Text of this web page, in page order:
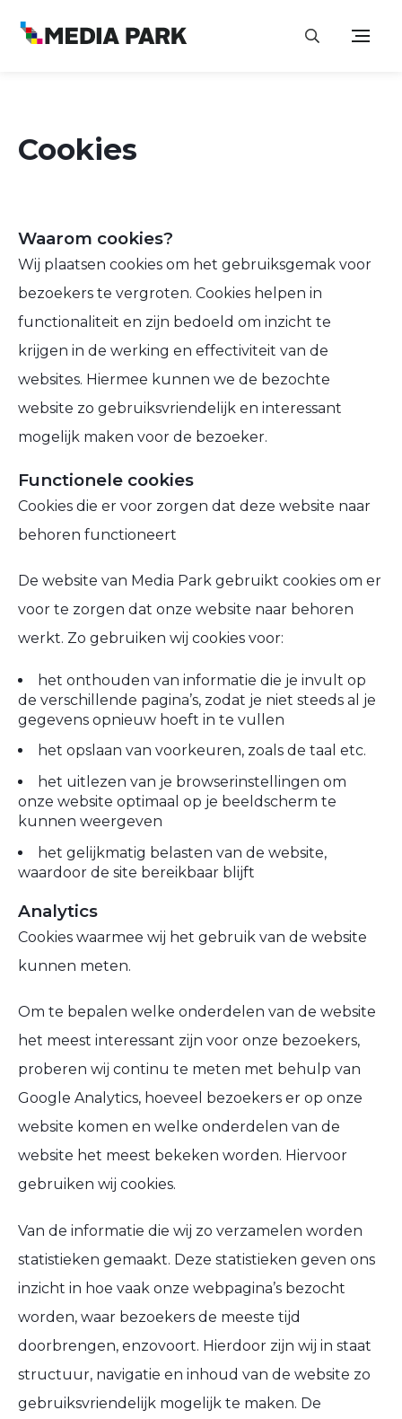
Cookies
Waarom cookies?
Wij plaatsen cookies om het gebruiksgemak voor
bezoekers te vergroten. Cookies helpen in
functionaliteit en zijn bedoeld om inzicht te
krijgen in de werking en effectiviteit van de
websites. Hiermee kunnen we de bezochte
website zo gebruiksvriendelijk en interessant
mogelijk maken voor de bezoeker.
Functionele cookies
Cookies die er voor zorgen dat deze website naar
behoren functioneert
De website van Media Park gebruikt cookies om er
voor te zorgen dat onze website naar behoren
werkt. Zo gebruiken wij cookies voor:
het onthouden van informatie die je invult op
de verschillende pagina’s, zodat je niet steeds al je
gegevens opnieuw hoeft in te vullen
het opslaan van voorkeuren, zoals de taal etc.
het uitlezen van je browserinstellingen om
onze website optimaal op je beeldscherm te
kunnen weergeven
het gelijkmatig belasten van de website,
waardoor de site bereikbaar blijft
Analytics
Cookies waarmee wij het gebruik van de website
kunnen meten.
Om te bepalen welke onderdelen van de website
het meest interessant zijn voor onze bezoekers,
proberen wij continu te meten met behulp van
Google Analytics, hoeveel bezoekers er op onze
website komen en welke onderdelen van de
website het meest bekeken worden. Hiervoor
gebruiken wij cookies.
Van de informatie die wij zo verzamelen worden
statistieken gemaakt. Deze statistieken geven ons
inzicht in hoe vaak onze webpagina’s bezocht
worden, waar bezoekers de meeste tijd
doorbrengen, enzovoort. Hierdoor zijn wij in staat
structuur, navigatie en inhoud van de website zo
gebruiksvriendelijk mogelijk te maken. De